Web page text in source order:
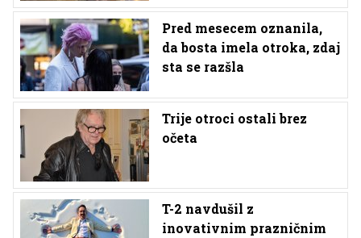
Pred mesecem oznanila,
da bosta imela otroka, zdaj
sta se razšla
Trije otroci ostali brez
očeta
T-2 navdušil z
inovativnim prazničnim